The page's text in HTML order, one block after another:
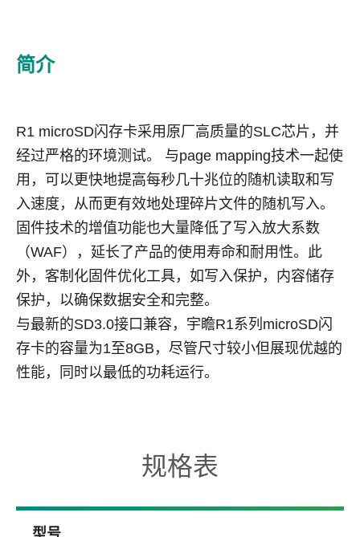
简介
R1 microSD闪存卡采用原厂高质量的SLC芯片，并
经过严格的环境测试。 与page mapping技术一起使
用，可以更快地提高每秒几十兆位的随机读取和写
入速度，从而更有效地处理碎片文件的随机写入。
固件技术的增值功能也大量降低了写入放大系数
（WAF），延长了产品的使用寿命和耐用性。此
外，客制化固件优化工具，如写入保护，内容储存
保护，以确保数据安全和完整。
与最新的SD3.0接口兼容，宇瞻R1系列 microSD闪
存卡的容量为1至8GB ，尽管尺寸较小但展现优越的
性能，同时以最低的功耗运行。
规格表
型号